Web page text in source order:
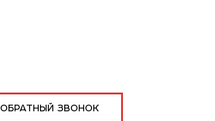
ОБРАТНЫЙ ЗВОНОК